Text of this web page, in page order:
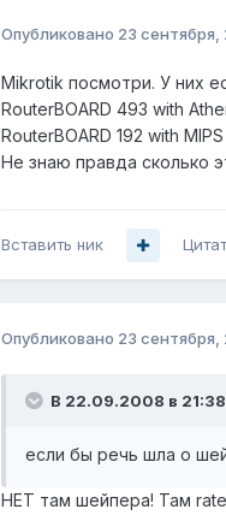
Опубликовано 23 сентября,
Mikrotik посмотри. У них
RouterBOARD 493 with
RouterBOARD 192 with
Не знаю правда сколько
Вставить ник
Опубликовано 23 сентября,
В 22.09.2008 в
если бы речь шла о
НЕТ там шейпера! Там